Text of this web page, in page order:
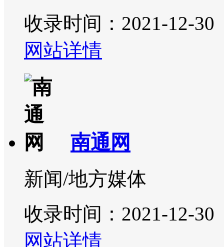
收录时间：2021-12-30
网站详情
南通网
新闻/地方媒体
收录时间：2021-12-30
网站详情